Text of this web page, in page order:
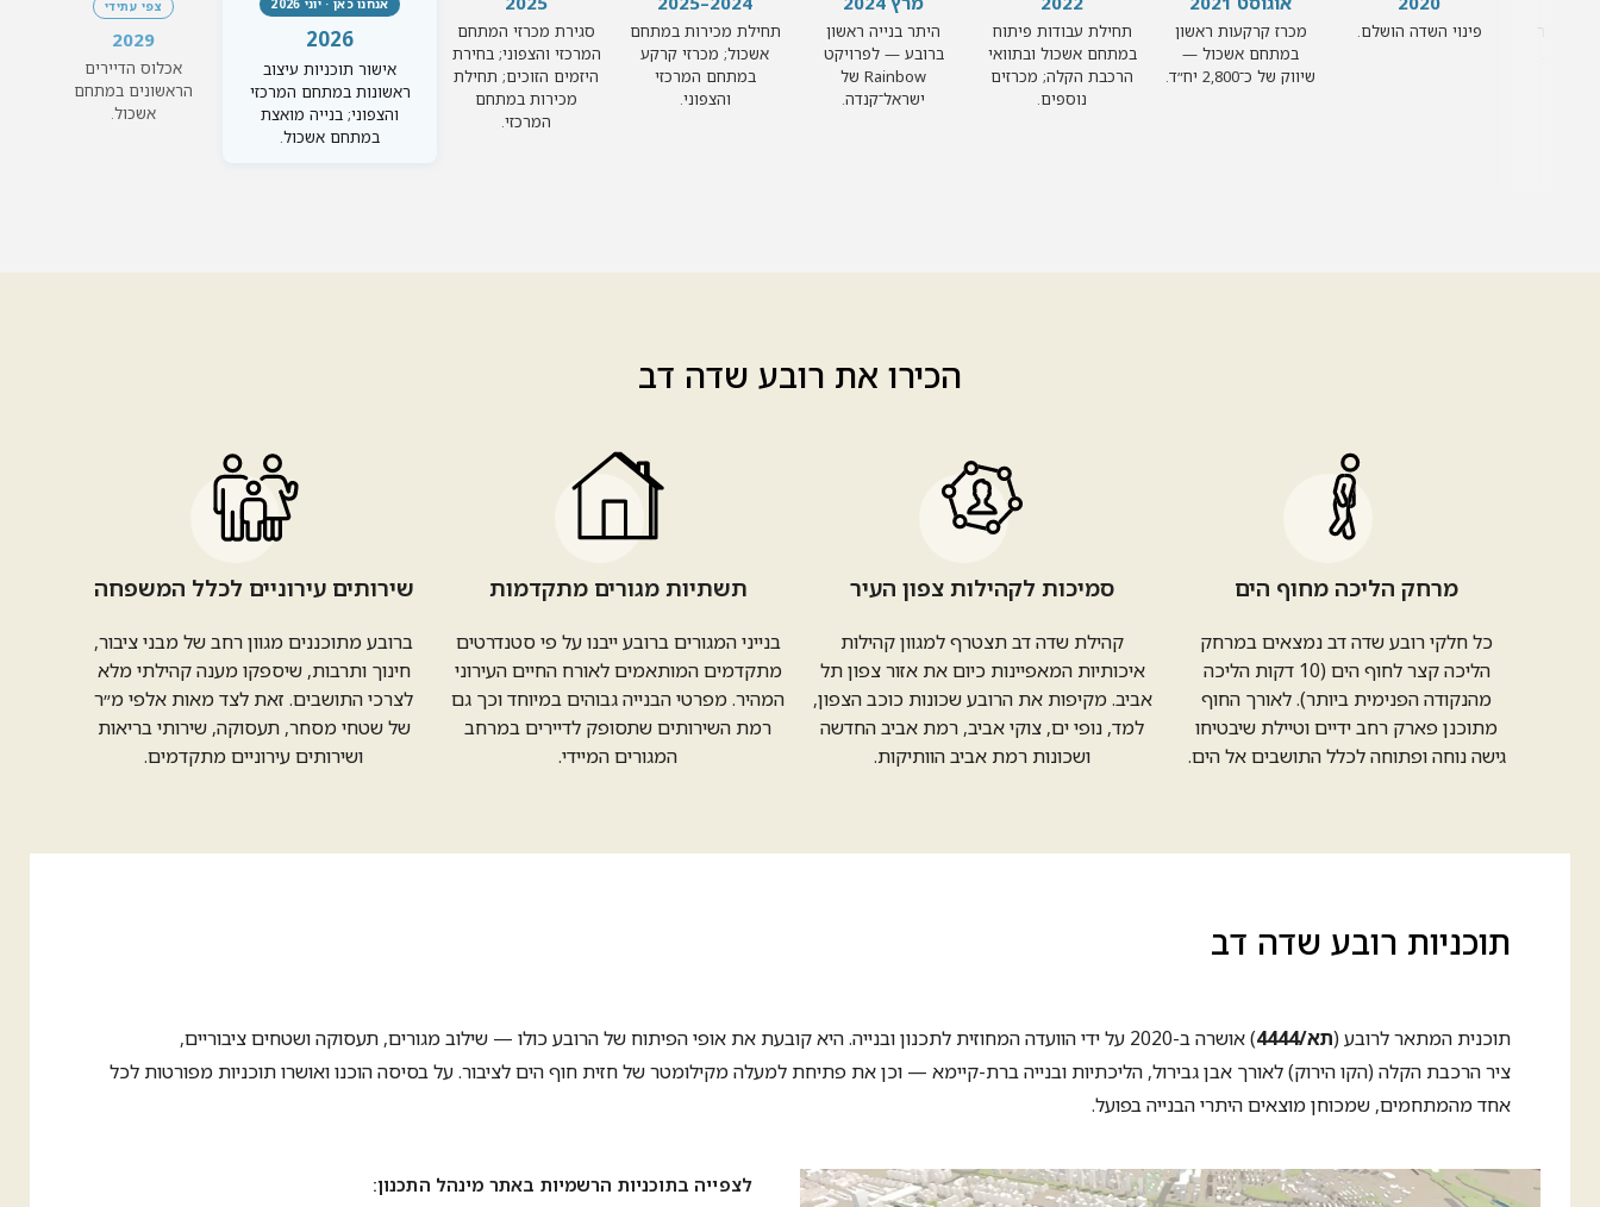
נסגר
פינוי השדה הושלם.
מכרז קרקעות ראשון
במתחם אשכול —
שיווק של כ־2,800 יח״ד.
תחילת עבודות פיתוח
במתחם אשכול ובתוואי
הרכבת הקלה; מכרזים
נוספים.
היתר בנייה ראשון
ברובע — לפרויקט
Rainbow של
ישראל־קנדה.
תחילת מכירות במתחם
אשכול; מכרזי קרקע
במתחם המרכזי
והצפוני.
סגירת מכרזי המתחם
המרכזי והצפוני; בחירת
היזמים הזוכים; תחילת
מכירות במתחם
המרכזי.
אנחנו כאן · יוני 2026
2026
אישור תוכניות עיצוב
ראשונות במתחם המרכזי
והצפוני; בנייה מואצת
במתחם אשכול.
צפי עתידי
2029
אכלוס הדיירים
הראשונים במתחם
אשכול.
הכירו את רובע שדה דב
מרחק הליכה מחוף הים
כל חלקי רובע שדה דב נמצאים במרחק
הליכה קצר לחוף הים (10 דקות הליכה
מהנקודה הפנימית ביותר). לאורך החוף
מתוכנן פארק רחב ידיים וטיילת שיבטיחו
גישה נוחה ופתוחה לכלל התושבים אל הים.
סמיכות לקהילות צפון העיר
קהילת שדה דב תצטרף למגוון קהילות
איכותיות המאפיינות כיום את אזור צפון תל
אביב. מקיפות את הרובע שכונות כוכב הצפון,
למד, נופי ים, צוקי אביב, רמת אביב החדשה
ושכונות רמת אביב הוותיקות.
תשתיות מגורים מתקדמות
בנייני המגורים ברובע ייבנו על פי סטנדרטים
מתקדמים המותאמים לאורח החיים העירוני
המהיר. מפרטי הבנייה גבוהים במיוחד וכך גם
רמת השירותים שתסופק לדיירים במרחב
המגורים המיידי.
שירותים עירוניים לכלל המשפחה
ברובע מתוכננים מגוון רחב של מבני ציבור,
חינוך ותרבות, שיספקו מענה קהילתי מלא
לצרכי התושבים. זאת לצד מאות אלפי מ״ר
של שטחי מסחר, תעסוקה, שירותי בריאות
ושירותים עירוניים מתקדמים.
תוכניות רובע שדה דב
תוכנית המתאר לרובע (תא/4444
) אושרה ב-2020 על ידי הוועדה המחוזית לתכנון ובנייה. היא קובעת את אופי הפיתוח של הרובע כולו — שילוב מגורים, תעסוקה ושטחים ציבוריים,
ציר הרכבת הקלה (הקו הירוק) לאורך אבן גבירול, הליכתיות ובנייה ברת-קיימא — וכן את פתיחת למעלה מקילומטר של חזית חוף הים לציבור. על בסיסה הוכנו ואושרו תוכניות מפורטות לכל
אחד מהמתחמים, שמכוחן מוצאים היתרי הבנייה בפועל.
לצפייה בתוכניות הרשמיות באתר מינהל התכנון: